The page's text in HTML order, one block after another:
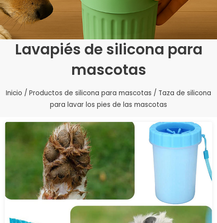
Lavapiés de silicona para
mascotas
Inicio / Productos de silicona para mascotas / Taza de silicona
para lavar los pies de las mascotas